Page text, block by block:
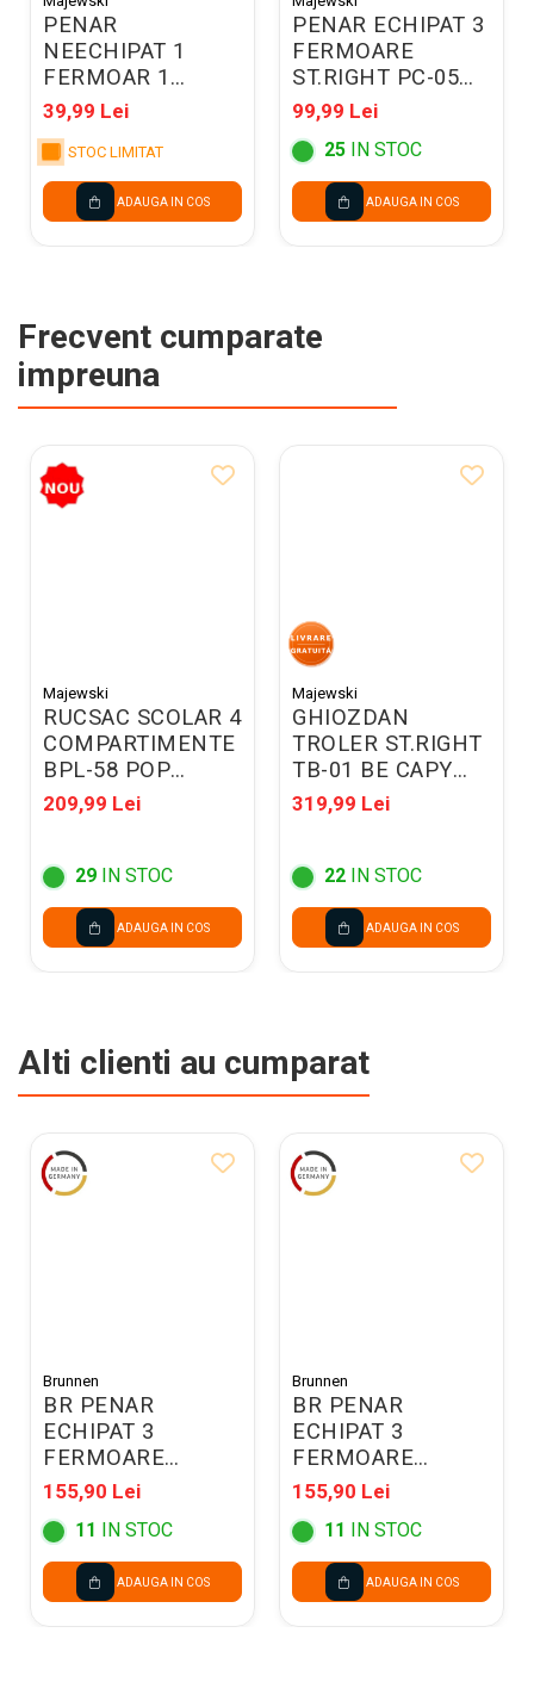
PENAR
NEECHIPAT 1
FERMOAR 1
EXTENSIE
ST.RIGHT PC-01
TURBO KICK
697425
39,99 Lei
STOC LIMITAT
ADAUGA IN COS
PENAR ECHIPAT 3
FERMOARE
ST.RIGHT PC-05
COSMIC SOCCER
301322
99,99 Lei
25 IN STOC
ADAUGA IN COS
Frecvent cumparate
impreuna
Majewski
RUCSAC SCOLAR 4
COMPARTIMENTE
BPL-58 POP
DEMON HUNTERS
VIOLET 304767
209,99 Lei
29 IN STOC
ADAUGA IN COS
Majewski
GHIOZDAN
TROLER ST.RIGHT
TB-01 BE CAPY
300776
319,99 Lei
22 IN STOC
ADAUGA IN COS
Alti clienti au cumparat
Brunnen
BR PENAR
ECHIPAT 3
FERMOARE
BRUNNEN CATS
4912107
155,90 Lei
11 IN STOC
ADAUGA IN COS
Brunnen
BR PENAR
ECHIPAT 3
FERMOARE
BRUNNEN
DRAGON
49121941
155,90 Lei
11 IN STOC
ADAUGA IN COS